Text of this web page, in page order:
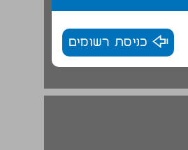
כניסת רשומים